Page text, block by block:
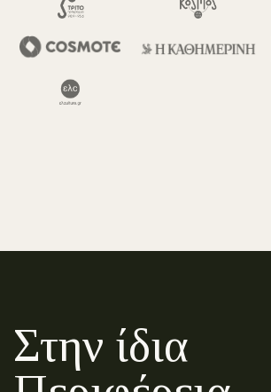
Στην ίδια